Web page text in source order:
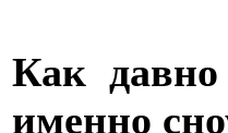
Как
именно